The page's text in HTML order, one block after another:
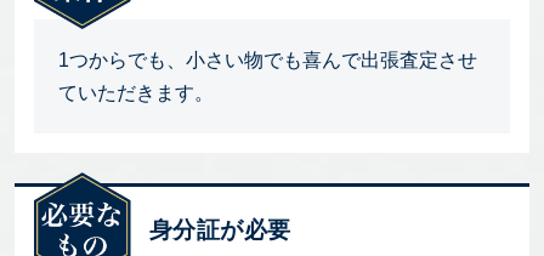
1つからでも、小さい物でも喜んで出張査定させ
ていただきます。
身分証が必要